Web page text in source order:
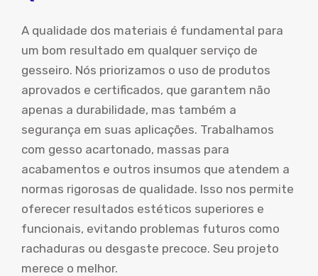
A qualidade dos materiais é fundamental para
um bom resultado em qualquer serviço de
gesseiro. Nós priorizamos o uso de produtos
aprovados e certificados, que garantem não
apenas a durabilidade, mas também a
segurança em suas aplicações. Trabalhamos
com gesso acartonado, massas para
acabamentos e outros insumos que atendem a
normas rigorosas de qualidade. Isso nos permite
oferecer resultados estéticos superiores e
funcionais, evitando problemas futuros como
rachaduras ou desgaste precoce. Seu projeto
merece o melhor.